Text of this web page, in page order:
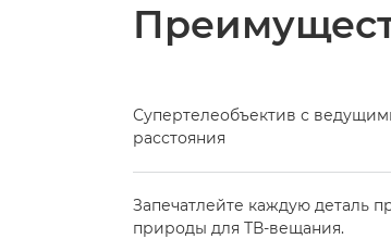
Супертелеобъектив с
расстояния
Запечатлейте каждую деталь
природы для ТВ-вещания.